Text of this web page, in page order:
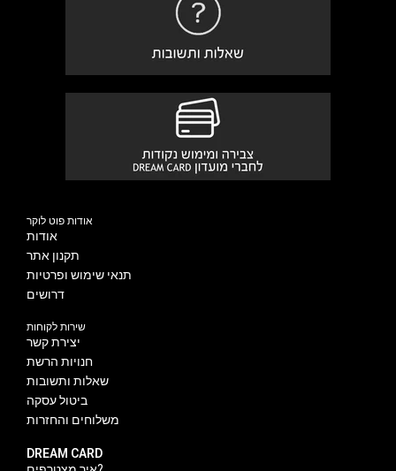
אודות פוט לוקר
אודות
תקנון אתר
תנאי שימוש ופרטיות
דרושים
שירות לקוחות
יצירת קשר
חנויות הרשת
שאלות ותשובות
ביטול עסקה
משלוחים והחזרות
DREAM CARD